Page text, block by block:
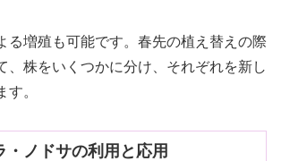
る増殖も可能です。春先の植え替えの際
、株をいくつかに分け、それぞれを新し
す。
・ノドサの利用と応用